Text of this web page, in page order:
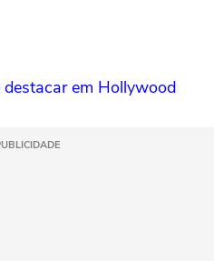
em Hollywood